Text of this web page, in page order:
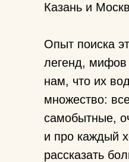
Казань и
Опыт поиска
легенд, мифов
нам, что их
множество:
самобытные,
и про каждый
рассказать